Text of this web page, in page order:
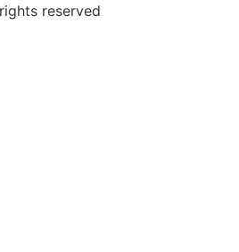
All rights reserved